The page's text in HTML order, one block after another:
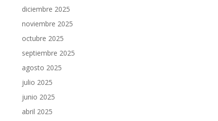
diciembre 2025
noviembre 2025
octubre 2025
septiembre 2025
agosto 2025
julio 2025
junio 2025
abril 2025